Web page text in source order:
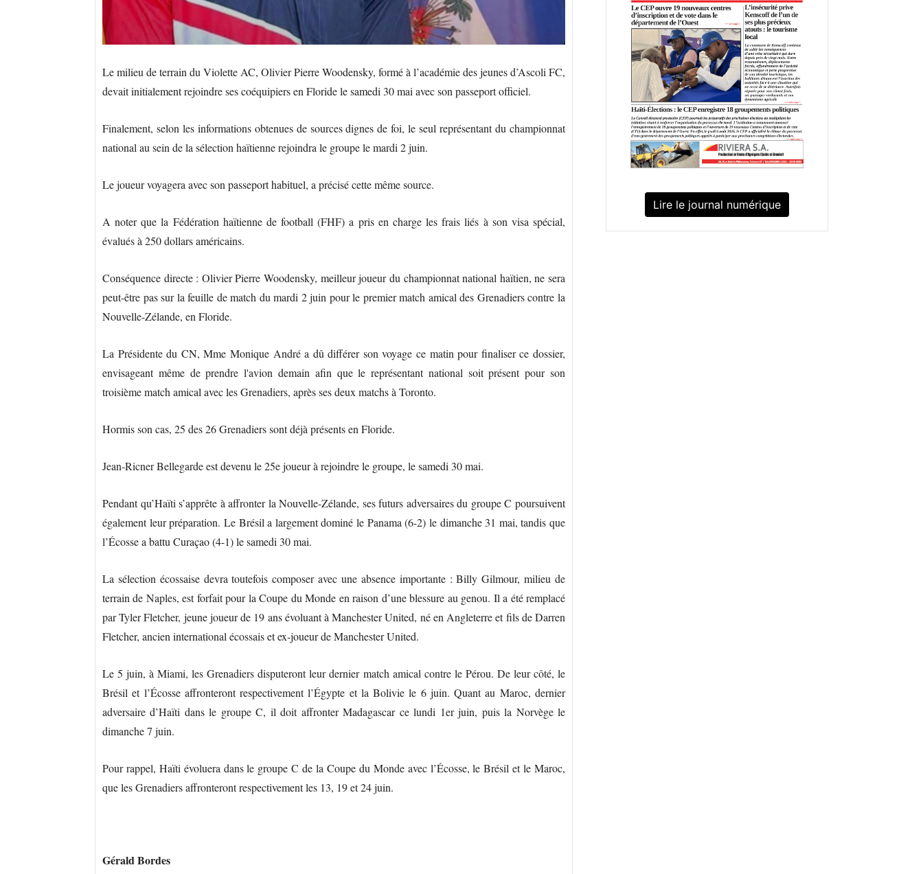
Le milieu de terrain du Violette AC, Olivier Pierre Woodensky, formé à l’académie des jeunes d’Ascoli FC,
devait initialement rejoindre ses coéquipiers en Floride le samedi 30 mai avec son passeport officiel.
Finalement, selon les informations obtenues de sources dignes de foi, le seul représentant du championnat
national au sein de la sélection haïtienne rejoindra le groupe le mardi 2 juin.
Le joueur voyagera avec son passeport habituel, a précisé cette même source.
A noter que la Fédération haïtienne de football (FHF) a pris en charge les frais liés à son visa spécial,
évalués à 250 dollars américains.
Conséquence directe : Olivier Pierre Woodensky, meilleur joueur du championnat national haïtien, ne sera
peut-être pas sur la feuille de match du mardi 2 juin pour le premier match amical des Grenadiers contre la
Nouvelle-Zélande, en Floride.
La Présidente du CN, Mme Monique André a dû différer son voyage ce matin pour finaliser ce dossier,
envisageant même de prendre l'avion demain afin que le représentant national soit présent pour son
troisième match amical avec les Grenadiers, après ses deux matchs à Toronto.
Hormis son cas, 25 des 26 Grenadiers sont déjà présents en Floride.
Jean-Ricner Bellegarde est devenu le 25e joueur à rejoindre le groupe, le samedi 30 mai.
Pendant qu’Haïti s’apprête à affronter la Nouvelle-Zélande, ses futurs adversaires du groupe C poursuivent
également leur préparation. Le Brésil a largement dominé le Panama (6-2) le dimanche 31 mai, tandis que
l’Écosse a battu Curaçao (4-1) le samedi 30 mai.
La sélection écossaise devra toutefois composer avec une absence importante : Billy Gilmour, milieu de
terrain de Naples, est forfait pour la Coupe du Monde en raison d’une blessure au genou. Il a été remplacé
par Tyler Fletcher, jeune joueur de 19 ans évoluant à Manchester United, né en Angleterre et fils de Darren
Fletcher, ancien international écossais et ex-joueur de Manchester United.
Le 5 juin, à Miami, les Grenadiers disputeront leur dernier match amical contre le Pérou. De leur côté, le
Brésil et l’Écosse affronteront respectivement l’Égypte et la Bolivie le 6 juin. Quant au Maroc, dernier
adversaire d’Haïti dans le groupe C, il doit affronter Madagascar ce lundi 1er juin, puis la Norvège le
dimanche 7 juin.
Pour rappel, Haïti évoluera dans le groupe C de la Coupe du Monde avec l’Écosse, le Brésil et le Maroc,
que les Grenadiers affronteront respectivement les 13, 19 et 24 juin.
Gérald Bordes
Lire le journal numérique